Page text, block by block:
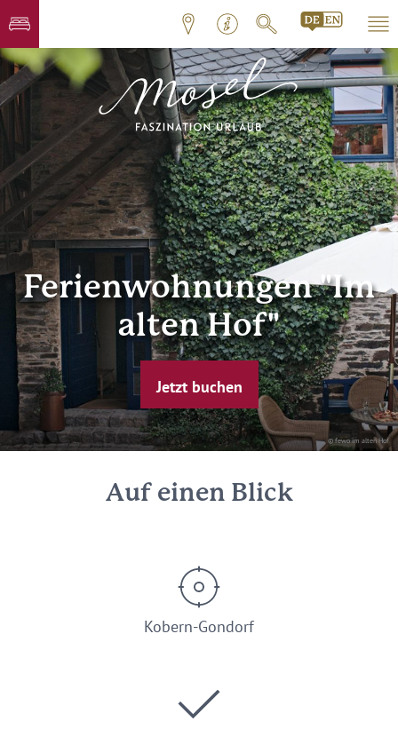
© fewo im alten Hof
Ferienwohnungen "Im
alten Hof"
Jetzt buchen
Auf einen Blick
Kobern-Gondorf